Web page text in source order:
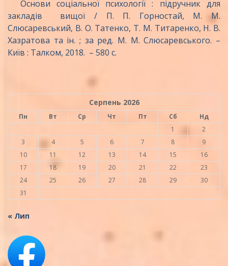
Основи соціальної психології : підручник для
закладів вищої / П. П. Горностай, М. М.
Слюсаревський, В. О. Татенко, Т. М. Титаренко, Н. В.
Хазратова та ін. ; за ред. М. М. Слюсаревського. –
Київ : Талком, 2018. – 580 с.
Серпень 2026
Пн Вт Ср Чт Пт Сб
Нд
1
2
3
4 5 6 7 8
9
10
11 12 13 14 15
16
17
18 19 20 21 22
23
24
25 26 27 28 29
30
31
« Лип